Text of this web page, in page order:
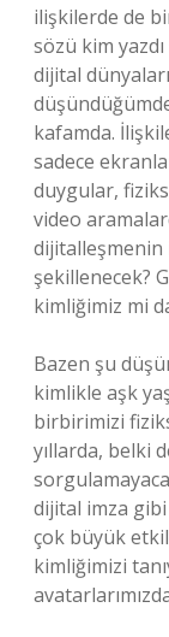
ilişkilerde de
sözü kim
dijital
kafamda.
sadece
duygular,
video
dijitalleşmenin
şekillenecek?
kimliğimiz mi
Bazen şu
kimlikle aşk
birbirimizi
yıllarda, belki
dijital imza
çok büyük
kimliğimizi